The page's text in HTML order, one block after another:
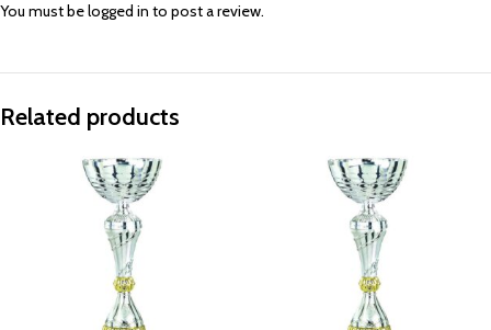
You must belogged in to post a review.
Related products